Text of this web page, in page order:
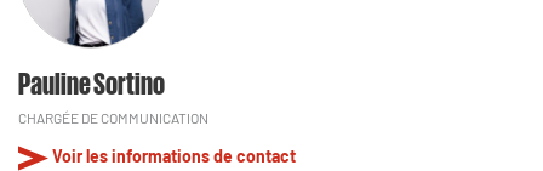
Pauline Sortino
CHARGÉE DE COMMUNICATION
Voir les informations de contact